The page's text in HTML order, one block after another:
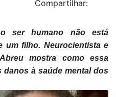
Compartilhar:
o ser humano não está
um filho. Neurocientista e
mostra como essa
danos à saúde mental dos